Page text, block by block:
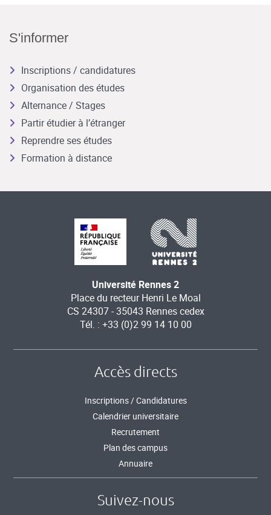
S'informer
Inscriptions / candidatures
Organisation des études
Alternance / Stages
Partir étudier à l’étranger
Reprendre ses études
Formation à distance
Université Rennes 2
Place du recteur Henri Le Moal
CS 24307 - 35043 Rennes cedex
Tél. : +33 (0)2 99 14 10 00
Accès directs
Inscriptions / Candidatures
Calendrier universitaire
Recrutement
Plan des campus
Annuaire
Suivez-nous